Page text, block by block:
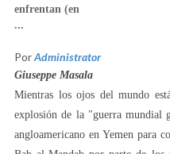
enfrentan (en
...
PorAdministrator
Giuseppe Masala
Mientras los ojos del mundo
explosión de la "guerra mundial
angloamericano en Yemen para